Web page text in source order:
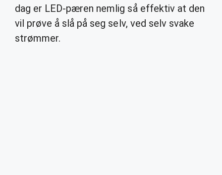
dag er LED-pæren nemlig så effektiv at den
vil prøve å slå på seg selv, ved selv svake
strømmer.